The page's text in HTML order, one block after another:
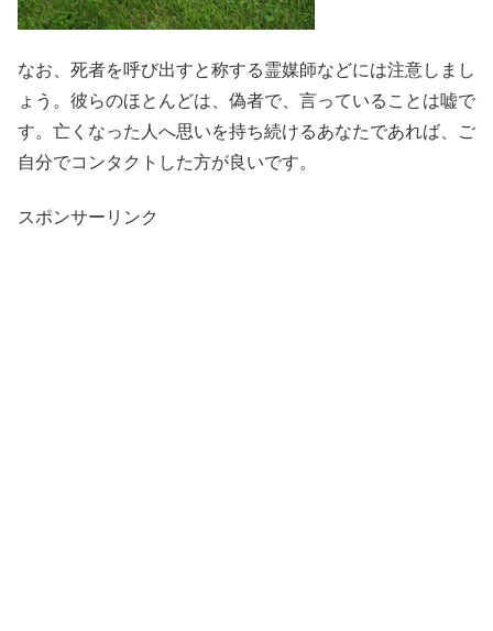
なお、死者を呼び出すと称する霊媒師などには注意しまし
ょう。彼らのほとんどは、偽者で、言っていることは嘘で
す。亡くなった人へ思いを持ち続けるあなたであれば、ご
自分でコンタクトした方が良いです。
スポンサーリンク